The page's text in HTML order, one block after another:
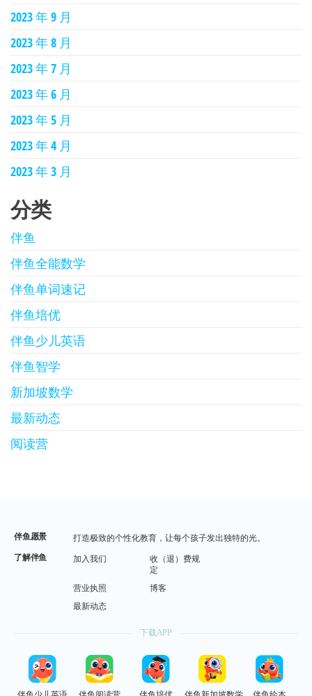
2023 年 9 月
2023 年 8 月
2023 年 7 月
2023 年 6 月
2023 年 5 月
2023 年 4 月
2023 年 3 月
分类
伴鱼
伴鱼全能数学
伴鱼单词速记
伴鱼培优
伴鱼少儿英语
伴鱼智学
新加坡数学
最新动态
阅读营
伴鱼愿景
打造极致的个性化教育，让每个孩子发出独特的光。
了解伴鱼
加入我们
收（退）费规
定
营业执照
博客
最新动态
下载APP